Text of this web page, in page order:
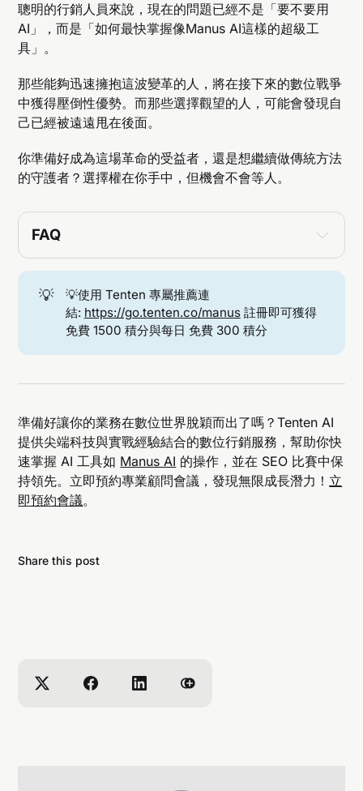
聰明的行銷人員來說，現在的問題已經不是「要不要用
AI」，而是「如何最快掌握像Manus AI這樣的超級工
具」。
那些能夠迅速擁抱這波變革的人，將在接下來的數位戰爭
中獲得壓倒性優勢。而那些選擇觀望的人，可能會發現自
己已經被遠遠甩在後面。
你準備好成為這場革命的受益者，還是想繼續做傳統方法
的守護者？選擇權在你手中，但機會不會等人。
FAQ
這些功能讓 SEO 績效顯著提高，同時減少人力負
💡
💡使用 Tenten 專屬推薦連
結: https://go.tenten.co/manus註冊即可獲得
免費 1500 積分與每日 免費 300 積分
準備好讓你的業務在數位世界脫穎而出了嗎？Tenten AI
提供尖端科技與實戰經驗結合的數位行銷服務，幫助你快
速掌握 AI 工具如 Manus AI 的操作，並在 SEO 比賽中保
持領先。立即預約專業顧問會議，發現無限成長潛力！ 立
即預約會議。
Share this post